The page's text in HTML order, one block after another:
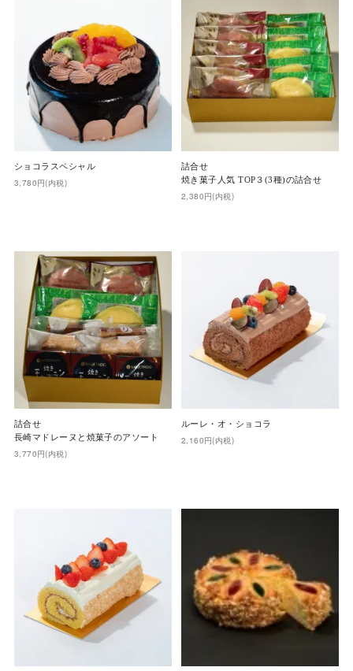
ショコラスペシャル
3,780円(内税)
詰合せ
焼き菓子人気 TOP３(3種)の詰合せ
2,380円(内税)
詰合せ
長崎マドレーヌと焼菓子のアソート
3,770円(内税)
ルーレ・オ・ショコラ
2,160円(内税)